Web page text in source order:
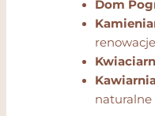
Dom
naturalne